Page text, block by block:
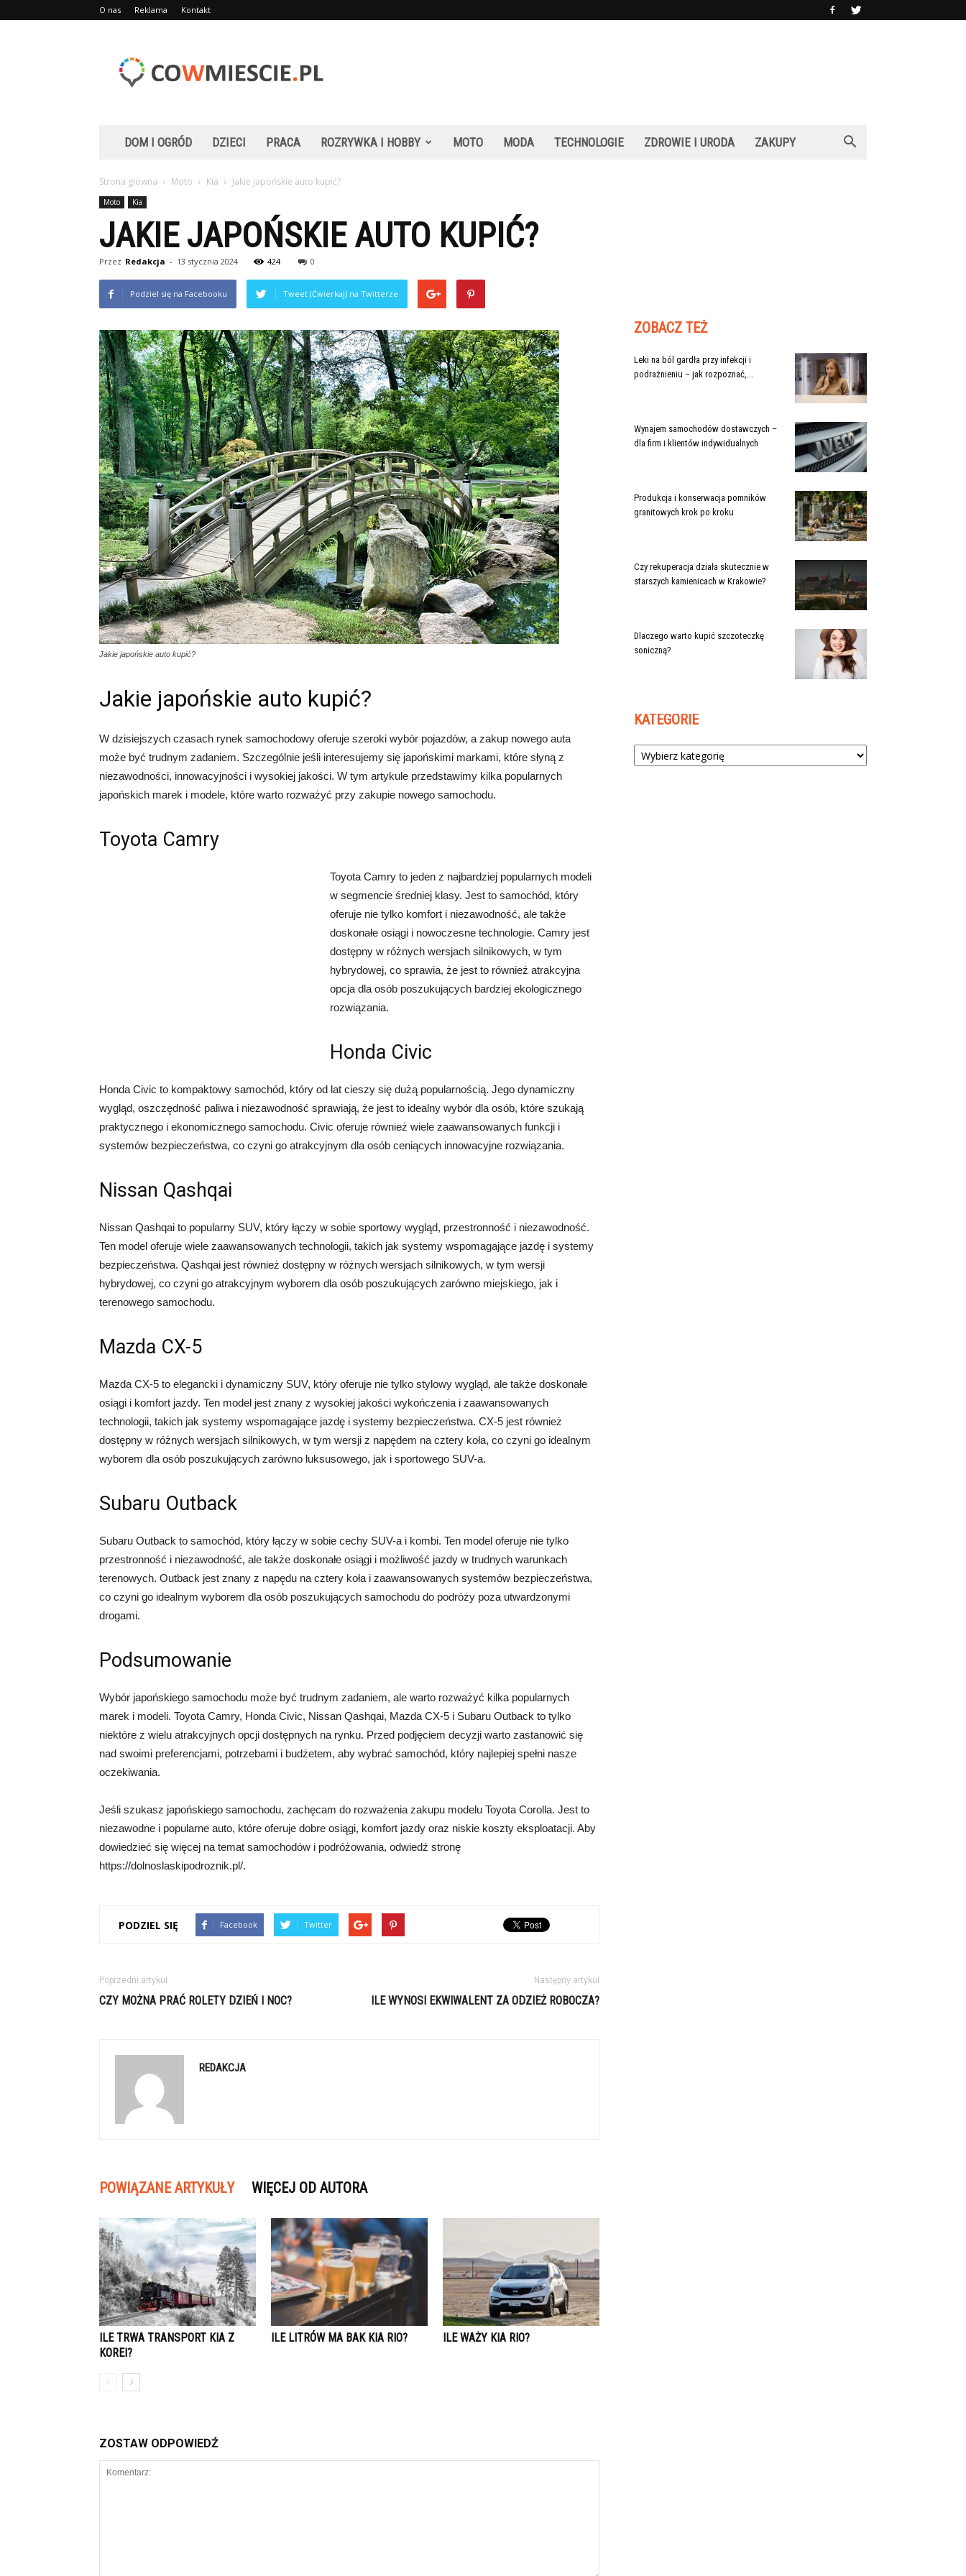
O nas Reklama Kontakt
DOM I OGRÓD DZIECI PRACA ROZRYWKA I HOBBY MOTO MODA TECHNOLOGIE ZDROWIE I URODA ZAKUPY
Strona główna Moto Kia Jakie japońskie auto kupić?
Moto Kia
JAKIE JAPOŃSKIE AUTO KUPIĆ?
Przez Redakcja - 13 stycznia 2024 424 0
Podziel się na Facebooku Tweet (Ćwierkaj) na Twitterze
Jakie japońskie auto kupić?
Jakie japońskie auto kupić?
W dzisiejszych czasach rynek samochodowy oferuje szeroki wybór pojazdów, a zakup nowego auta
może być trudnym zadaniem. Szczególnie jeśli interesujemy się japońskimi markami, które słyną z
niezawodności, innowacyjności i wysokiej jakości. W tym artykule przedstawimy kilka popularnych
japońskich marek i modele, które warto rozważyć przy zakupie nowego samochodu.
Toyota Camry
Toyota Camry to jeden z najbardziej popularnych modeli
w segmencie średniej klasy. Jest to samochód, który
oferuje nie tylko komfort i niezawodność, ale także
doskonałe osiągi i nowoczesne technologie. Camry jest
dostępny w różnych wersjach silnikowych, w tym
hybrydowej, co sprawia, że jest to również atrakcyjna
opcja dla osób poszukujących bardziej ekologicznego
rozwiązania.
Honda Civic
Honda Civic to kompaktowy samochód, który od lat cieszy się dużą popularnością. Jego dynamiczny
wygląd, oszczędność paliwa i niezawodność sprawiają, że jest to idealny wybór dla osób, które szukają
praktycznego i ekonomicznego samochodu. Civic oferuje również wiele zaawansowanych funkcji i
systemów bezpieczeństwa, co czyni go atrakcyjnym dla osób ceniących innowacyjne rozwiązania.
Nissan Qashqai
Nissan Qashqai to popularny SUV, który łączy w sobie sportowy wygląd, przestronność i niezawodność.
Ten model oferuje wiele zaawansowanych technologii, takich jak systemy wspomagające jazdę i systemy
bezpieczeństwa. Qashqai jest również dostępny w różnych wersjach silnikowych, w tym wersji
hybrydowej, co czyni go atrakcyjnym wyborem dla osób poszukujących zarówno miejskiego, jak i
terenowego samochodu.
Mazda CX-5
Mazda CX-5 to elegancki i dynamiczny SUV, który oferuje nie tylko stylowy wygląd, ale także doskonałe
osiągi i komfort jazdy. Ten model jest znany z wysokiej jakości wykończenia i zaawansowanych
technologii, takich jak systemy wspomagające jazdę i systemy bezpieczeństwa. CX-5 jest również
dostępny w różnych wersjach silnikowych, w tym wersji z napędem na cztery koła, co czyni go idealnym
wyborem dla osób poszukujących zarówno luksusowego, jak i sportowego SUV-a.
Subaru Outback
Subaru Outback to samochód, który łączy w sobie cechy SUV-a i kombi. Ten model oferuje nie tylko
przestronność i niezawodność, ale także doskonałe osiągi i możliwość jazdy w trudnych warunkach
terenowych. Outback jest znany z napędu na cztery koła i zaawansowanych systemów bezpieczeństwa,
co czyni go idealnym wyborem dla osób poszukujących samochodu do podróży poza utwardzonymi
drogami.
Podsumowanie
Wybór japońskiego samochodu może być trudnym zadaniem, ale warto rozważyć kilka popularnych
marek i modeli. Toyota Camry, Honda Civic, Nissan Qashqai, Mazda CX-5 i Subaru Outback to tylko
niektóre z wielu atrakcyjnych opcji dostępnych na rynku. Przed podjęciem decyzji warto zastanowić się
nad swoimi preferencjami, potrzebami i budżetem, aby wybrać samochód, który najlepiej spełni nasze
oczekiwania.
Jeśli szukasz japońskiego samochodu, zachęcam do rozważenia zakupu modelu Toyota Corolla. Jest to
niezawodne i popularne auto, które oferuje dobre osiągi, komfort jazdy oraz niskie koszty eksploatacji. Aby
dowiedzieć się więcej na temat samochodów i podróżowania, odwiedź stronę
https://dolnoslaskipodroznik.pl/.
PODZIEL SIĘ Facebook Twitter
Poprzedni artykuł
CZY MOŻNA PRAĆ ROLETY DZIEŃ I NOC?
Następny artykuł
ILE WYNOSI EKWIWALENT ZA ODZIEŻ ROBOCZA?
REDAKCJA
POWIĄZANE ARTYKUŁY WIĘCEJ OD AUTORA
ILE TRWA TRANSPORT KIA Z
KOREI?
ILE LITRÓW MA BAK KIA RIO? ILE WAŻY KIA RIO?
ZOSTAW ODPOWIEDŹ
ZOBACZ TEŻ
Leki na ból gardła przy infekcji i
podrażnieniu – jak rozpoznać,...
Wynajem samochodów dostawczych –
dla firm i klientów indywidualnych
Produkcja i konserwacja pomników
granitowych krok po kroku
Czy rekuperacja działa skutecznie w
starszych kamienicach w Krakowie?
Dlaczego warto kupić szczoteczkę
soniczną?
KATEGORIE
Kategorie